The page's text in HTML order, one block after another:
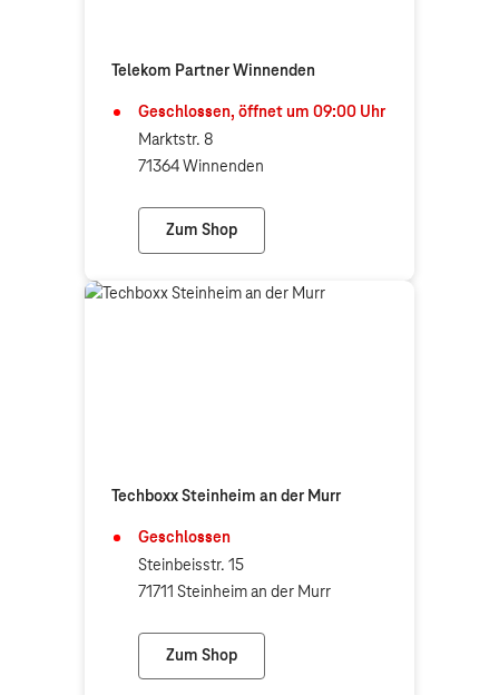
Telekom Partner Winnenden
Geschlossen, öffnet um 09:00 Uhr
Marktstr. 8
71364 Winnenden
Zum Shop
Telekom Partner Winnenden
Techboxx Steinheim an der Murr
Geschlossen
Steinbeisstr. 15
71711 Steinheim an der Murr
Zum Shop
Techboxx Steinheim an der Murr